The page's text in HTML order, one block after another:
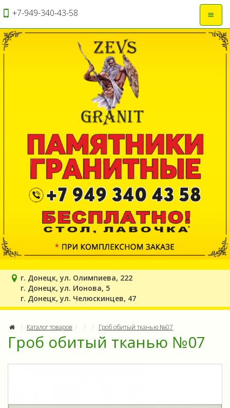
+7-949-340-43-58
г. Донецк, ул. Олимпиева, 222
г. Донецк, ул. Ионова, 5
г. Донецк, ул. Челюскинцев, 47
Каталог товаров Гроб обитый тканью №07
Гроб обитый тканью №07